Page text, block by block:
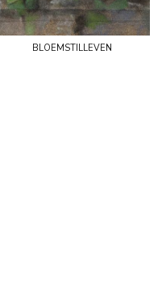
bloemstilleven